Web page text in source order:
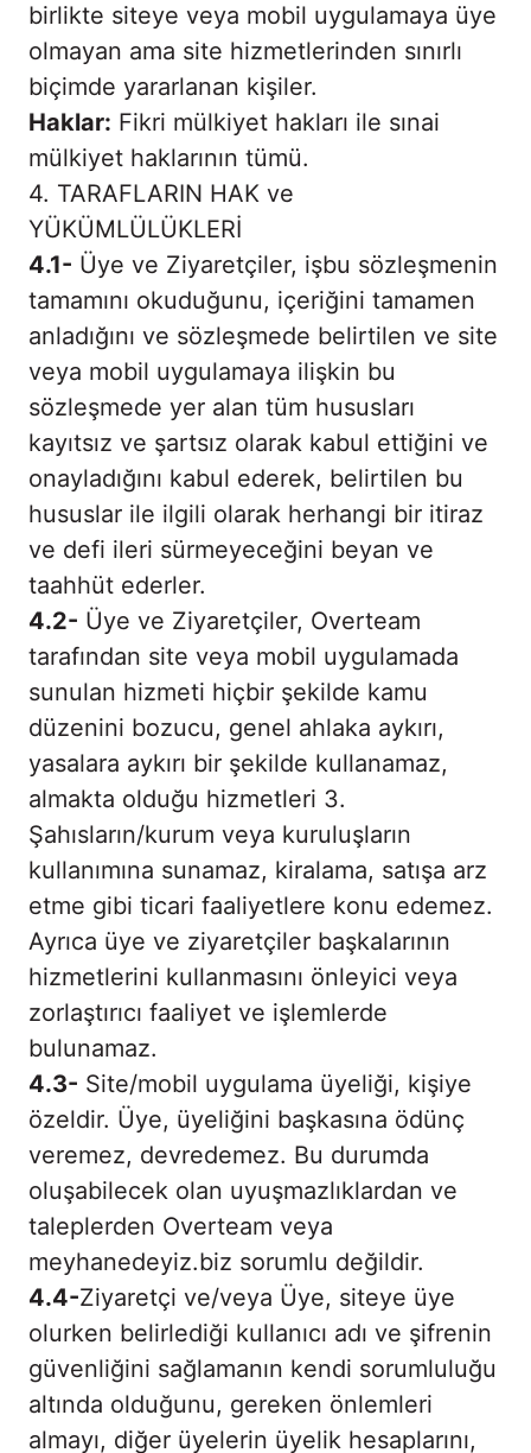
birlikte siteye veya mobil uygulamaya üye
olmayan ama site hizmetlerinden sınırlı
biçimde yararlanan kişiler.
Haklar: Fikri mülkiyet hakları ile sınai
mülkiyet haklarının tümü.
4. TARAFLARIN HAK ve
YÜKÜMLÜLÜKLERİ
4.1- Üye ve Ziyaretçiler, işbu sözleşmenin
tamamını okuduğunu, içeriğini tamamen
anladığını ve sözleşmede belirtilen ve site
veya mobil uygulamaya ilişkin bu
sözleşmede yer alan tüm hususları
kayıtsız ve şartsız olarak kabul ettiğini ve
onayladığını kabul ederek, belirtilen bu
hususlar ile ilgili olarak herhangi bir itiraz
ve defi ileri sürmeyeceğini beyan ve
taahhüt ederler.
4.2- Üye ve Ziyaretçiler, Overteam
tarafından site veya mobil uygulamada
sunulan hizmeti hiçbir şekilde kamu
düzenini bozucu, genel ahlaka aykırı,
yasalara aykırı bir şekilde kullanamaz,
almakta olduğu hizmetleri 3.
Şahısların/kurum veya kuruluşların
kullanımına sunamaz, kiralama, satışa arz
etme gibi ticari faaliyetlere konu edemez.
Ayrıca üye ve ziyaretçiler başkalarının
hizmetlerini kullanmasını önleyici veya
zorlaştırıcı faaliyet ve işlemlerde
bulunamaz.
4.3- Site/mobil uygulama üyeliği, kişiye
özeldir. Üye, üyeliğini başkasına ödünç
veremez, devredemez. Bu durumda
oluşabilecek olan uyuşmazlıklardan ve
taleplerden Overteam veya
meyhanedeyiz.biz sorumlu değildir.
4.4-Ziyaretçi ve/veya Üye, siteye üye
olurken belirlediği kullanıcı adı ve şifrenin
güvenliğini sağlamanın kendi sorumluluğu
altında olduğunu, gereken önlemleri
almayı, diğer üyelerin üyelik hesaplarını,